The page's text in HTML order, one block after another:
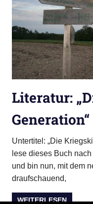
Literatur:
Untertitel: „Die
lese dieses Buch
und bin nun, mit dem
draufschauend,
WEITERLESEN